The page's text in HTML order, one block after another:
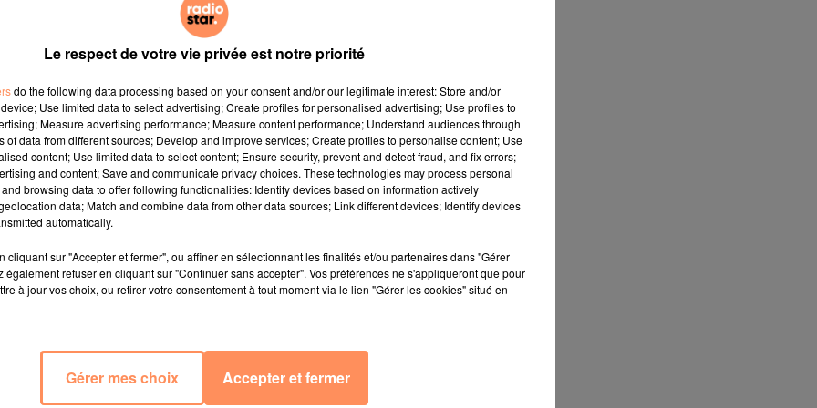
musical de Joseph Kamel, l’artiste qui a enflammé la
! Avec sa simplicité et son sourire chaleureux, Joseph
bien vous surprendre.
qu’il adore en secret et qu’on n’aurait jamais imaginée
d’avoir écrit, une œuvre qu’il considère comme un
la chanson qui le ramène à des souvenirs précieux. Et
pourrait-il écouter en boucle pendant un long voyage
pour découvrir son interview complète et vous laisser
Avecstar.mp3, entrez dans l’intimité musicale de vos
#Découvertes #PopMusic #Hits
dépôt de cookies que vous avez exprimé. Si vous
Le respect de votre vie privée est notre priorité
do the following data processing based on your consent and/or our legitimate interest: Store and/or
Use limited data to select advertising; Create profiles for personalised advertising; Use profiles to
Measure advertising performance; Measure content performance; Understand audiences through
of data from different sources; Develop and improve services; Create profiles to personalise content; Use
content; Use limited data to select content; Ensure security, prevent and detect fraud, and fix errors;
and content; Save and communicate privacy choices. These technologies may process personal
browsing data to offer following functionalities: Identify devices based on information actively
data; Match and combine data from other data sources; Link different devices; Identify devices
automatically.
cliquant sur "Accepter et fermer", ou affiner en sélectionnant les finalités et/ou partenaires dans "Gérer
également refuser en cliquant sur "Continuer sans accepter". Vos préférences ne s'appliqueront que pour
à jour vos choix, ou retirer votre consentement à tout moment via le lien "Gérer les cookies" situé en
Gérer mes choix Accepter et fermer